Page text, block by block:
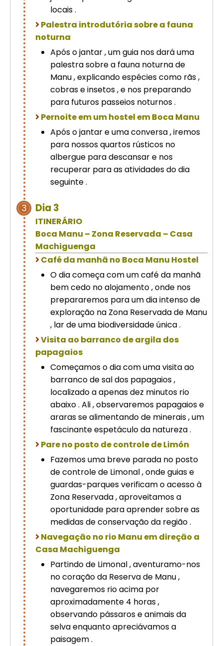
locais .
Palestra introdutória sobre a fauna
noturna
Após o jantar , um guia nos dará uma
palestra sobre a fauna noturna de
Manu , explicando espécies como rãs ,
cobras e insetos , e nos preparando
para futuros passeios noturnos .
Pernoite em um hostel em Boca Manu
Após o jantar e uma conversa , iremos
para nossos quartos rústicos no
albergue para descansar e nos
recuperar para as atividades do dia
seguinte .
3 Dia 3
ITINERÁRIO
Boca Manu – Zona Reservada – Casa
Machiguenga
Café da manhã no Boca Manu Hostel
O dia começa com um café da manhã
bem cedo no alojamento , onde nos
prepararemos para um dia intenso de
exploração na Zona Reservada de Manu
, lar de uma biodiversidade única .
Visita ao barranco de argila dos
papagaios
Começamos o dia com uma visita ao
barranco de sal dos papagaios ,
localizado a apenas dez minutos rio
abaixo . Ali , observaremos papagaios e
araras se alimentando de minerais , um
fascinante espetáculo da natureza .
Pare no posto de controle de Limón
Fazemos uma breve parada no posto
de controle de Limonal , onde guias e
guardas-parques verificam o acesso à
Zona Reservada , aproveitamos a
oportunidade para aprender sobre as
medidas de conservação da região .
Navegação no rio Manu em direção a
Casa Machiguenga
Partindo de Limonal , aventuramo-nos
no coração da Reserva de Manu ,
navegaremos rio acima por
aproximadamente 4 horas ,
observando pássaros e animais da
selva enquanto apreciávamos a
paisagem .